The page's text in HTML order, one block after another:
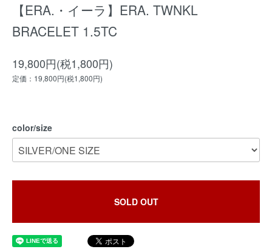
【ERA.・イーラ】ERA. TWNKL
BRACELET 1.5TC
19,800円(税1,800円)
定価：19,800円(税1,800円)
color/size
SOLD OUT